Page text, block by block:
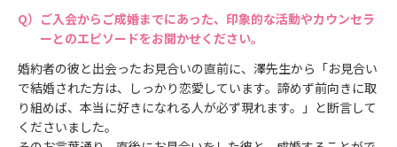
ご入会からご成婚までにあった、印象的な活動やカウンセラ
ーとのエピソードをお聞かせください。
婚約者の彼と出会ったお見合いの直前に、澤先生から「お見合い
で結婚された方は、しっかり恋愛しています。諦めず前向きに取
り組めば、本当に好きになれる人が必ず現れます。」と断言して
くださいました。